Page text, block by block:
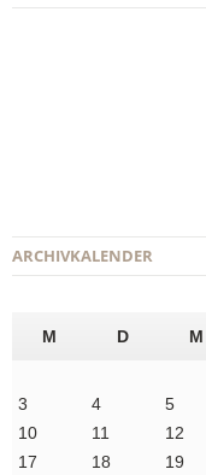
ARCHIVKALENDER
M D M
3
4 5
10
11 12
17
18 19